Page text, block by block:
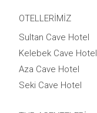
OTELLERIMIZ
Sultan Cave Hotel
Kelebek Cave Hotel
Aza Cave Hotel
Seki Cave Hotel